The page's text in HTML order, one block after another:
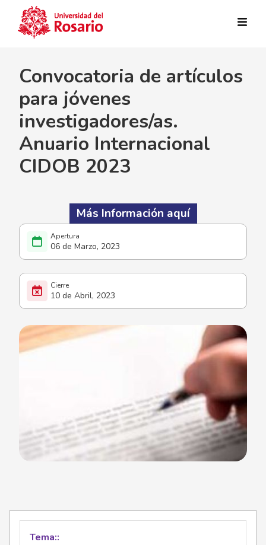
06 de Marzo, 2023
10 de Abril, 2023
Convocatoria de artículos
para jóvenes
investigadores/as.
Anuario Internacional
CIDOB 2023
Más Información aquí
Tema: